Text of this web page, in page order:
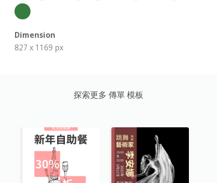
Dimension
827 x 1169 px
探索更多 傳單 模板